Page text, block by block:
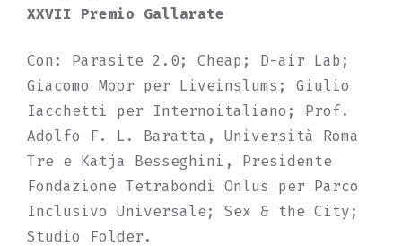
XXVII Premio Gallarate
Con: Parasite 2.0; Cheap; D-air Lab;
Giacomo Moor per Liveinslums; Giulio
Iacchetti per Internoitaliano; Prof.
Adolfo F. L. Baratta, Università Roma
Tre e Katja Besseghini, Presidente
Fondazione Tetrabondi Onlus per Parco
Inclusivo Universale; Sex & the City;
Studio Folder.